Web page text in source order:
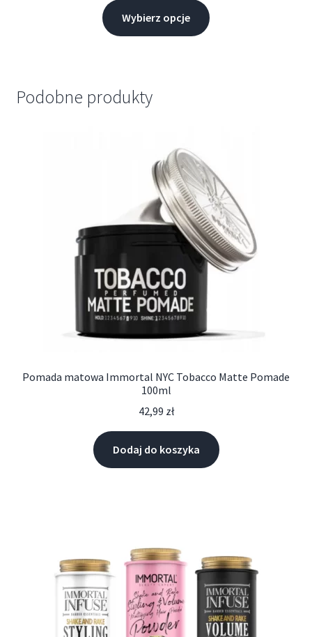
Wybierz opcje
Podobne produkty
Pomada matowa Immortal NYC Tobacco Matte Pomade
100ml
42,99 zł
Dodaj do koszyka